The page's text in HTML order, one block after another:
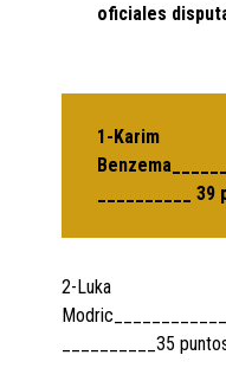
oficiales
1-Karim
__________
2-Luka
__________35